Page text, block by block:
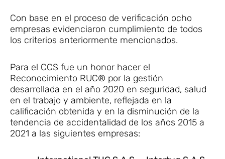
Con base en el proceso de verificación ocho
empresas evidenciaron cumplimiento de todos
los criterios anteriormente mencionados.
Para el CCS fue un honor hacer el
Reconocimiento RUC® por la gestión
desarrollada en el año 2020 en seguridad, salud
en el trabajo y ambiente, reflejada en la
calificación obtenida y en la disminución de la
tendencia de accidentalidad de los años 2015 a
2021 a las siguientes empresas: